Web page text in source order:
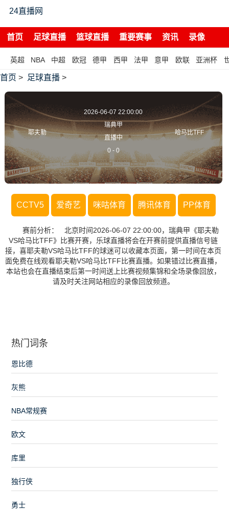
24直播网
首页 足球直播 篮球直播 重要赛事 资讯 录像
英超 NBA 中超 欧冠 德甲 西甲 法甲 意甲 欧联 亚洲杯
首页 > 足球直播 >
耶夫勒
2026-06-07 22:00:00
瑞典甲
直播中
0 - 0
哈马比TFF
CCTV5 爱奇艺 咪咕体育 腾讯体育 PP体育
赛前分析： 北京时间2026-06-07 22:00:00，瑞典甲《耶夫勒
VS哈马比TFF》比赛开赛，乐球直播将会在开赛前提供直播信号链
接，喜耶夫勒VS哈马比TFF的球迷可以收藏本页面，第一时间在本页
面免费在线观看耶夫勒VS哈马比TFF比赛直播。如果错过比赛直播，
本站也会在直播结束后第一时间送上比赛视频集锦和全场录像回放，
请及时关注网站相应的录像回放频道。
热门词条
恩比德
灰熊
NBA常规赛
欧文
库里
独行侠
勇士